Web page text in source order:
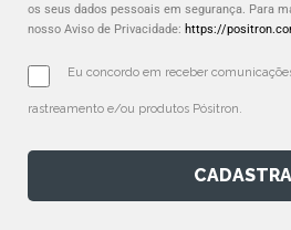
os seus dados pessoais em segurança. Para
nosso Aviso de Privacidade: https://
Eu concordo em receber
rastreamento e/ou produtos Pósitron.